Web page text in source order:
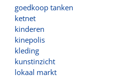
goedkoop tanken
ketnet
kinderen
kinepolis
kleding
kunstinzicht
lokaal markt